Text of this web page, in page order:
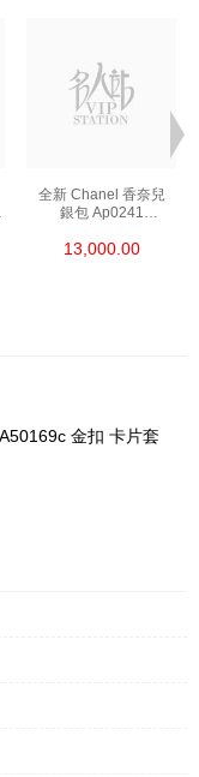
全新 Chanel 香奈兒
銀包 Ap0241
13,000.00
金扣 卡片套